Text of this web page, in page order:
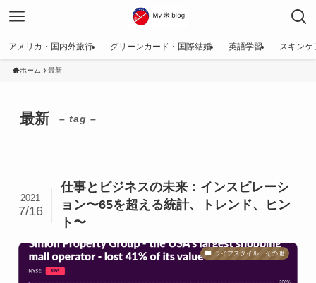
アメリカ・国内外旅行 グリーンカード・国際結婚 英語学習 スキンケ
ホーム 最新
最新 – tag –
仕事とビジネスの未来：インスピレーシ
ョン〜65を超える統計、トレンド、ヒン
ト〜
2021
7/16
ライフスタイル・その他